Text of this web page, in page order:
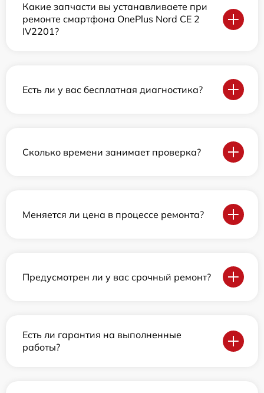
Какие запчасти вы устанавливаете при
ремонте смартфона OnePlus Nord CE 2
IV2201?
Есть ли у вас бесплатная диагностика?
Сколько времени занимает проверка?
Меняется ли цена в процессе ремонта?
Предусмотрен ли у вас срочный ремонт?
Есть ли гарантия на выполненные
работы?